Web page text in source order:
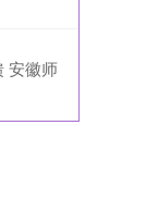
安徽师